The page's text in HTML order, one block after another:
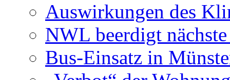
Auswirkungen des
NWL beerdigt
Bus-Einsatz in